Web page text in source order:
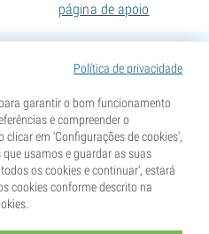
Política de privacidade
garantir o bom funcionamento
e compreender o
em 'Configurações de cookies',
usamos e guardar as suas
os cookies e continuar', estará
cookies conforme descrito na
página de apoio